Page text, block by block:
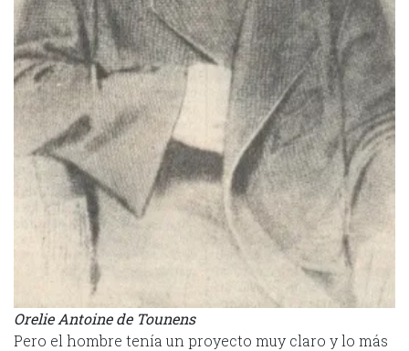
Orelie Antoine de Tounens
Pero el hombre tenía un proyecto muy claro y lo más